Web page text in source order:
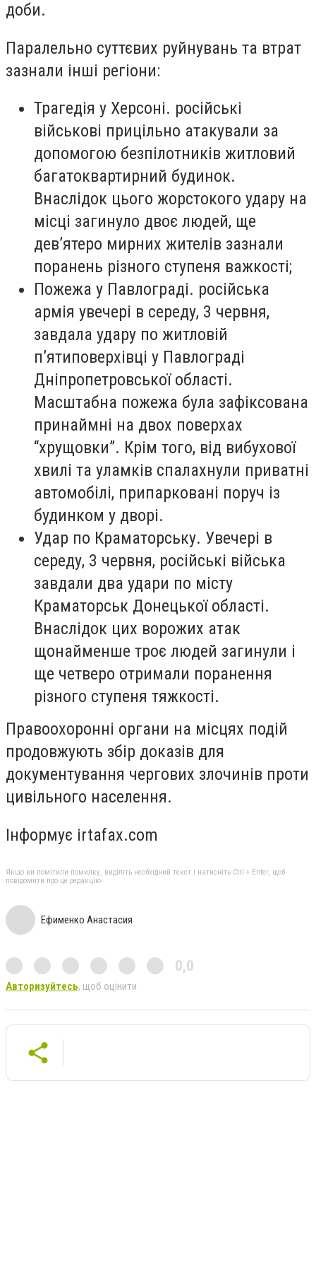
доби.
Паралельно суттєвих руйнувань та втрат
зазнали інші регіони:
Трагедія у Херсоні. російські
військові прицільно атакували за
допомогою безпілотників житловий
багатоквартирний будинок.
Внаслідок цього жорстокого удару на
місці загинуло двоє людей, ще
дев’ятеро мирних жителів зазнали
поранень різного ступеня важкості;
Пожежа у Павлограді. російська
армія увечері в середу, 3 червня,
завдала удару по житловій
п’ятиповерхівці у Павлограді
Дніпропетровської області.
Масштабна пожежа була зафіксована
принаймні на двох поверхах
“хрущовки”. Крім того, від вибухової
хвилі та уламків спалахнули приватні
автомобілі, припарковані поруч із
будинком у дворі.
Удар по Краматорську. Увечері в
середу, 3 червня, російські війська
завдали два удари по місту
Краматорськ Донецької області.
Внаслідок цих ворожих атак
щонайменше троє людей загинули і
ще четверо отримали поранення
різного ступеня тяжкості.
Правоохоронні органи на місцях подій
продовжують збір доказів для
документування чергових злочинів проти
цивільного населення.
Інформує irtafax.com
Якщо ви помітили помилку, виділіть необхідний текст і натисніть Ctrl + Enter, щоб
повідомити про це редакцію
Ефименко Анастасия
0,0
Авторизуйтесь, щоб оцінити